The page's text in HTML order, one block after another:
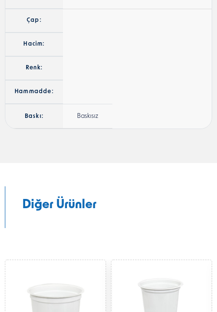
Çap:
Hacim:
Renk:
Hammadde:
Baskı: Baskısız
Diğer Ürünler